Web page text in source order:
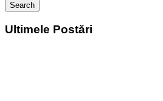
Search
Ultimele Postări